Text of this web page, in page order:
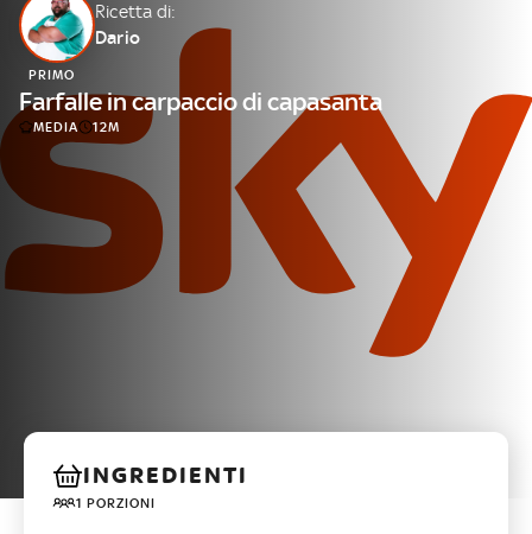
Cos’altro vedere:
PROGRAMMI SKY
Un mondo di offerte:
SKY.IT
NOW
Ricetta di:
Dario
PRIMO
Farfalle in carpaccio di capasanta
MEDIA 12M
INGREDIENTI
1 PORZIONI